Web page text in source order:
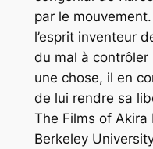
par le
l’esprit inventeur
du mal à contrôler
une chose, il en
de lui rendre sa
The Films of Akira
Berkeley